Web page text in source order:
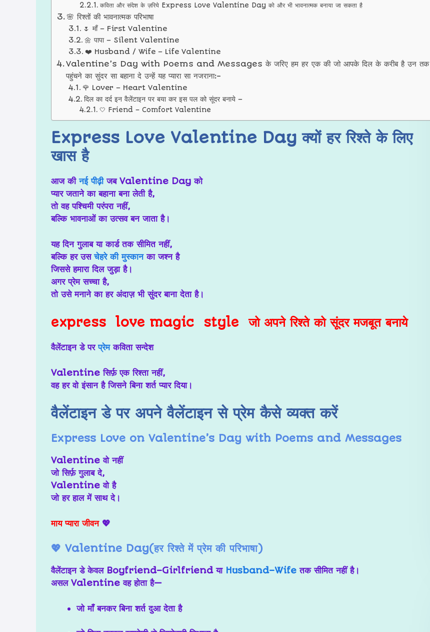
कविता और संदेश के ज़रिये Express Love Valentine Day को और भी भावनात्मक बनाया जा सकता है
🌸 रिश्तों की भावनात्मक परिभाषा
🌷 माँ – First Valentine
🌼 पापा – Silent Valentine
❤️ Husband / Wife – Life Valentine
Valentine’s Day with Poems and Messages के जरिए हम हर एक की जो आपके दिल के करीब है उन तक
पहुंचने का सुंदर सा बहाना दे उन्हें यह प्यारा सा नजराना:-
🌹 Lover – Heart Valentine
दिल का दर्द इन वैलेंटाइन पर बया कर इस पल को सूंदर बनाये –
🤍 Friend – Comfort Valentine
Express Love Valentine Day क्यों हर रिश्ते के लिए
खास है
आज कीनई पीढ़ीजब Valentine Day को
प्यार जताने का बहानाबना लेती है,
तो वह पश्चिमी परंपरा नहीं,
बल्कि भावनाओं का उत्सवबन जाता है।
यह दिन गुलाब या कार्ड तक सीमित नहीं,
बल्कि हर उसचेहरे की मुस्कानका जश्न है
जिससे हमारा दिल जुड़ा है।
अगर प्रेम सच्चा है,
तो उसे मनाने का हर अंदाज़ भी सुंदर बाना देता है।
express love magic style जो अपने रिश्ते कोसूंदर मजबूतबनाये
वैलेंटाइन डे परप्रेमकविता सन्देश
Valentine सिर्फ़ एक रिश्ता नहीं,
वह हर वो इंसान है जिसने बिना शर्त प्यार दिया।
वैलेंटाइन डे पर अपने वैलेंटाइन से प्रेम कैसे व्यक्त करें
Express Love on Valentine’s Day with Poems and Messages
Valentine वो नहीं
जो सिर्फ़ गुलाब दे,
Valentine वो है
जो हर हाल में साथ दे।
माय प्यारा जीवन 💖
💖 Valentine Day(हर रिश्ते में प्रेम की परिभाषा)
वैलेंटाइन डे केवल Boyfriend–Girlfriend या Husband–Wife तक सीमित नहीं है।
असल Valentine वह होता है—
जोमाँ बनकरबिना शर्त दुआ देता है